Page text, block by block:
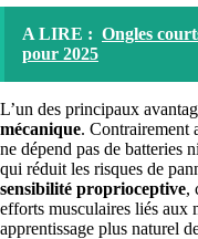
A LIRE : Ongles
pour 2025
L’un des principaux
mécanique. Contrairement
ne dépend pas de batteries
qui réduit les risques de
sensibilité proprioceptive,
efforts musculaires liés aux
apprentissage plus naturel